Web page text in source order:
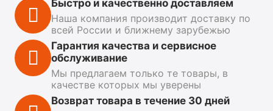
Быстро и качественно доставляем
Наша компания производит доставку по
всей России и ближнему зарубежью
Гарантия качества и сервисное
обслуживание
Мы предлагаем только те товары, в
качестве которых мы уверены
Возврат товара в течение 30 дней